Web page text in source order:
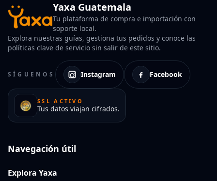
Yaxa Guatemala
Tu plataforma de compra e importación con
soporte local.
Explora nuestras guías, gestiona tus pedidos y conoce las
políticas clave de servicio sin salir de este sitio.
SÍGUENOS Instagram Facebook
SSL ACTIVO
Tus datos viajan cifrados.
Navegación útil
Explora Yaxa